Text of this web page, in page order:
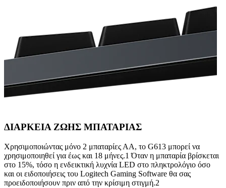
ΔΙΑΡΚΕΙΑ ΖΩΗΣ ΜΠΑΤΑΡΙΑΣ
Χρησιμοποιώντας μόνο 2 μπαταρίες ΑΑ, το G613 μπορεί να
χρησιμοποιηθεί για έως και 18 μήνες.1 Όταν η μπαταρία βρίσκεται
στο 15%, τόσο η ενδεικτική λυχνία LED στο πληκτρολόγιο όσο
και οι ειδοποιήσεις του Logitech Gaming Software θα σας
προειδοποιήσουν πριν από την κρίσιμη στιγμή.2